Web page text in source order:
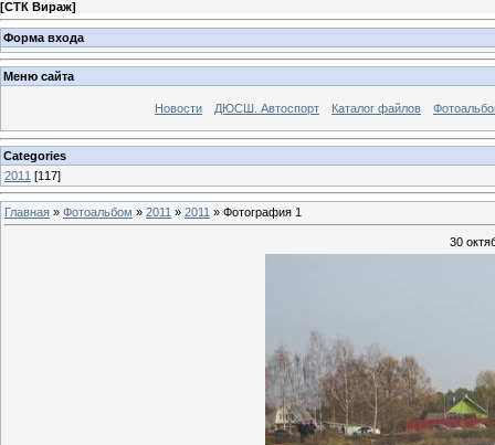
[СТК Вираж]
Форма входа
Меню сайта
Новости ДЮСШ. Автоспорт Каталог файлов
Categories
2011 [117]
Главная » Фотоальбом » 2011 » 2011 » Фотография 1
30